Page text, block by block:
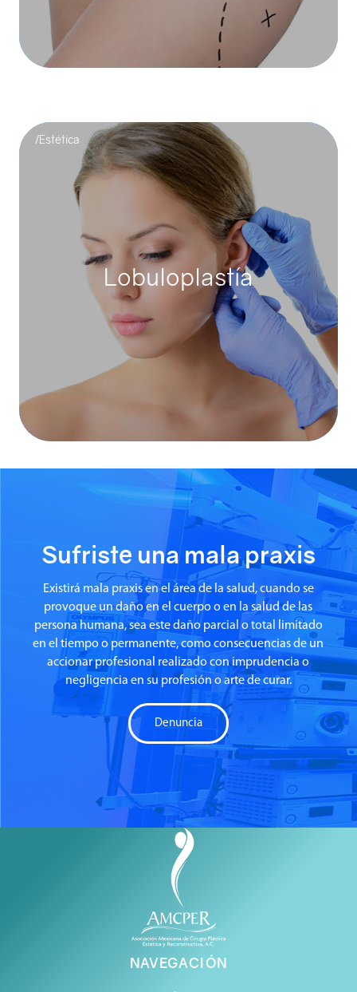
La liposucción es una técnica quirúrgica utilizada para
eliminar depósitos de grasa inestéticos de determinadas
áreas d...
/Estética
Lobuloplastía
Es un procedimiento quirúrgico destinado a reparar
defectos en el lóbulo de la oreja, por ejemplo, un
Lobuloplastía
Sufriste una mala praxis
Existirá mala praxis en el área de la salud, cuando se
provoque un daño en el cuerpo o en la salud de las
persona humana, sea este daño parcial o total limitado
en el tiempo o permanente, como consecuencias de un
accionar profesional realizado con imprudencia o
negligencia en su profesión o arte de curar.
Denuncia
NAVEGACIÓN